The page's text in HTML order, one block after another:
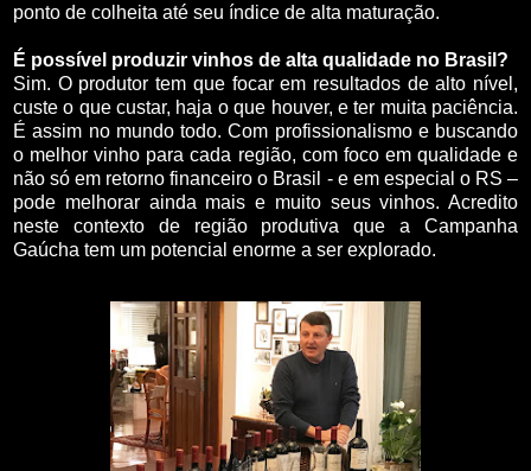
ponto de colheita até seu índice de alta maturação.
É possível produzir vinhos de alta qualidade no Brasil?
Sim. O produtor tem que focar em resultados de alto nível,
custe o que custar, haja o que houver, e ter muita paciência.
É assim no mundo todo. Com profissionalismo e buscando
o melhor vinho para cada região, com foco em qualidade e
não só em retorno financeiro o Brasil - e em especial o RS –
pode melhorar ainda mais e muito seus vinhos. Acredito
neste contexto de região produtiva que a Campanha
Gaúcha tem um potencial enorme a ser explorado.